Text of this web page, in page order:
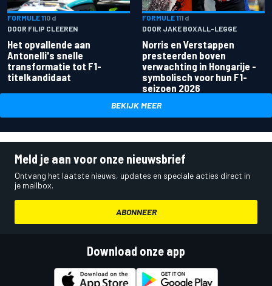
FORMULE 110 d
DOOR FILIP CLEEREN
Het opvallende aan
Antonelli's snelle
transformatie tot F1-
titelkandidaat
FORMULE 111 d
DOOR JAKE BOXALL-LEGGE
Norris en Verstappen
presteerden boven
verwachting in Hongarije -
symbolisch voor hun F1-
seizoen 2026
BEKIJK MEER
Meld je aan voor onze nieuwsbrief
Ontvang het laatste nieuws, updates en speciale acties direct in
je mailbox.
ABONNEER
Download onze app